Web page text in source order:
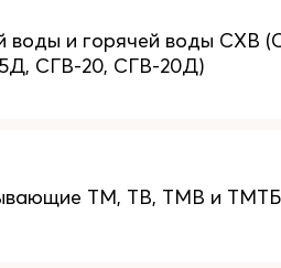
воды и горячей воды
СГВ-20, СГВ-20Д)
ТМ, ТВ, ТМВ и ТМТБ